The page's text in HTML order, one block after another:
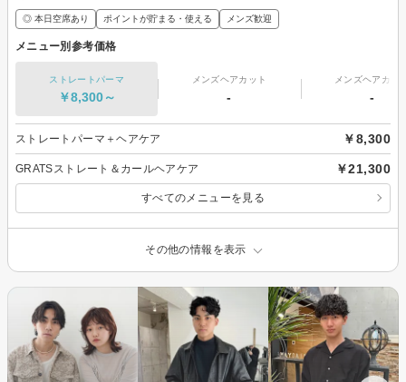
◎ 本日空席あり ポイントが貯まる・使える メンズ歓迎
メニュー別参考価格
ストレートパーマ
￥8,300～
メンズヘアカット
-
メンズヘアカラ
-
ストレートパーマ＋ヘアケア ￥8,300
GRATSストレート＆カールヘアケア ￥21,300
すべてのメニューを見る
その他の情報を表示